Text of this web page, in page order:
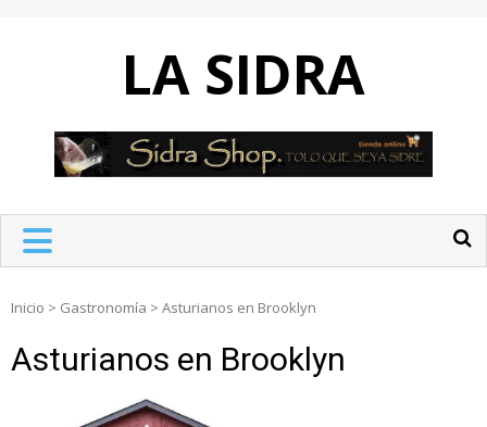
LA SIDRA
Inicio > Gastronomía > Asturianos en Brooklyn
Asturianos en Brooklyn